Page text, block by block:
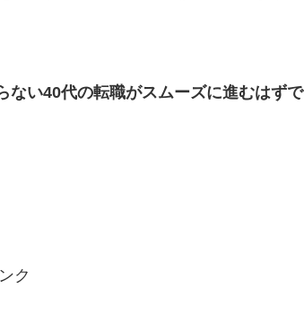
ない40代の転職がスムーズに進むはずで
ク